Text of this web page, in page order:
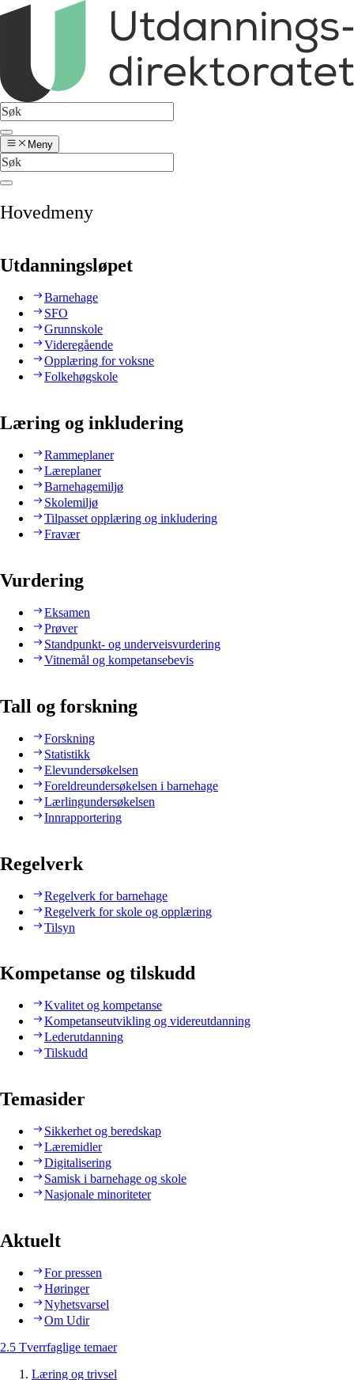
Meny
Hovedmeny
Utdanningsløpet
Barnehage
SFO
Grunnskole
Videregående
Opplæring for voksne
Folkehøgskole
Læring og inkludering
Rammeplaner
Læreplaner
Barnehagemiljø
Skolemiljø
Tilpasset opplæring og inkludering
Fravær
Vurdering
Eksamen
Prøver
Standpunkt- og underveisvurdering
Vitnemål og kompetansebevis
Tall og forskning
Forskning
Statistikk
Elevundersøkelsen
Foreldreundersøkelsen i barnehage
Lærlingundersøkelsen
Innrapportering
Regelverk
Regelverk for barnehage
Regelverk for skole og opplæring
Tilsyn
Kompetanse og tilskudd
Kvalitet og kompetanse
Kompetanseutvikling og videreutdanning
Lederutdanning
Tilskudd
Temasider
Sikkerhet og beredskap
Læremidler
Digitalisering
Samisk i barnehage og skole
Nasjonale minoriteter
Aktuelt
For pressen
Høringer
Nyhetsvarsel
Om Udir
2.5 Tverrfaglige temaer
Læring og trivsel